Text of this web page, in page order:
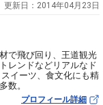
更新日： 2014年04月23日
で飛び回り、王道観光
レンドなどリアルなド
イーツ、食文化にも精
数。
プロフィール詳細